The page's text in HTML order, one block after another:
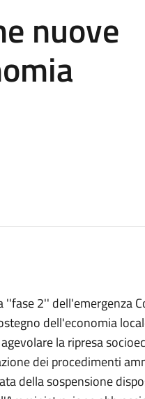
nuove
2'' dell'emergenza
dell'economia
la ripresa
dei procedimenti
della sospensione